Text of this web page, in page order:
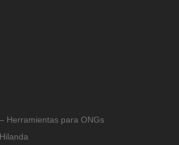
Herramientas para ONGs